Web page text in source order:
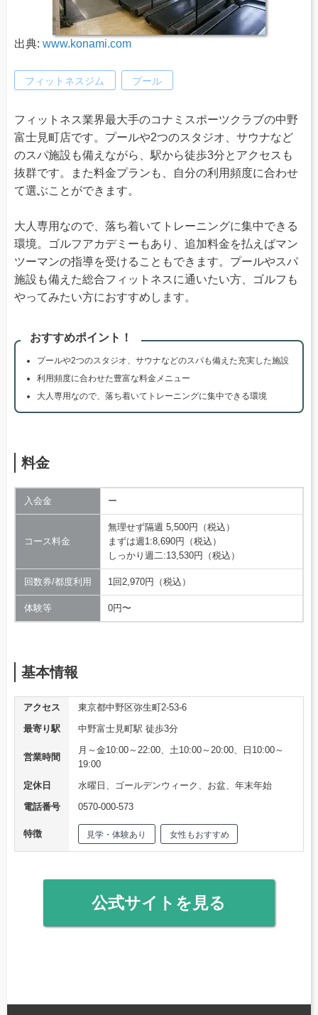
出典: www.konami.com
フィットネスジム プール
フィットネス業界最大手のコナミスポーツクラブの中野
富士見町店です。プールや2つのスタジオ、サウナなど
のスパ施設も備えながら、駅から徒歩3分とアクセスも
抜群です。また料金プランも、自分の利用頻度に合わせ
て選ぶことができます。
大人専用なので、落ち着いてトレーニングに集中できる
環境。ゴルフアカデミーもあり、追加料金を払えばマン
ツーマンの指導を受けることもできます。プールやスパ
施設も備えた総合フィットネスに通いたい方、ゴルフも
やってみたい方におすすめします。
おすすめポイント！
プールや2つのスタジオ、サウナなどのスパも備えた充実した施設
利用頻度に合わせた豊富な料金メニュー
大人専用なので、落ち着いてトレーニングに集中できる環境
料金
入会金 ー
コース料金
無理せず隔週 5,500円（税込）
まずは週1:8,690円（税込）
しっかり週二:13,530円（税込）
回数券/都度利用 1回2,970円（税込）
体験等 0円〜
基本情報
アクセス
東京都中野区弥生町2-53-6
最寄り駅
中野富士見町駅 徒歩3分
営業時間
月～金10:00～22:00、土10:00～20:00、日10:00～
19:00
定休日
水曜日、ゴールデンウィーク、お盆、年末年始
電話番号
0570‐000‐573
特徴 見学・体験あり 女性もおすすめ
公式サイトを見る